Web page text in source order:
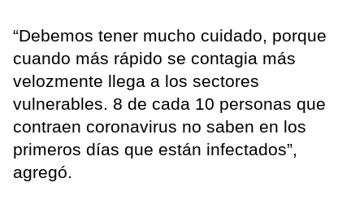
“Debemos tener mucho cuidado, porque
cuando más rápido se contagia más
velozmente llega a los sectores
vulnerables. 8 de cada 10 personas que
contraen coronavirus no saben en los
primeros días que están infectados”,
agregó.